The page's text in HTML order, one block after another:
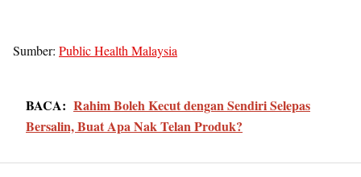
Sumber: Public Health Malaysia
BACA: Rahim Boleh Kecut dengan Sendiri Selepas
Bersalin, Buat Apa Nak Telan Produk?